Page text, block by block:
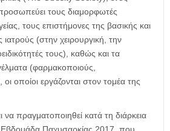
τους διαμορφωτές
τους επιστήμονες της βασικής και
ιατρούς (στην χειρουργική, την
τους), καθώς και τα
(φαρμακοποιούς,
οποίοι εργάζονται στον τομέα της
πραγματοποιηθεί κατά τη διάρκεια